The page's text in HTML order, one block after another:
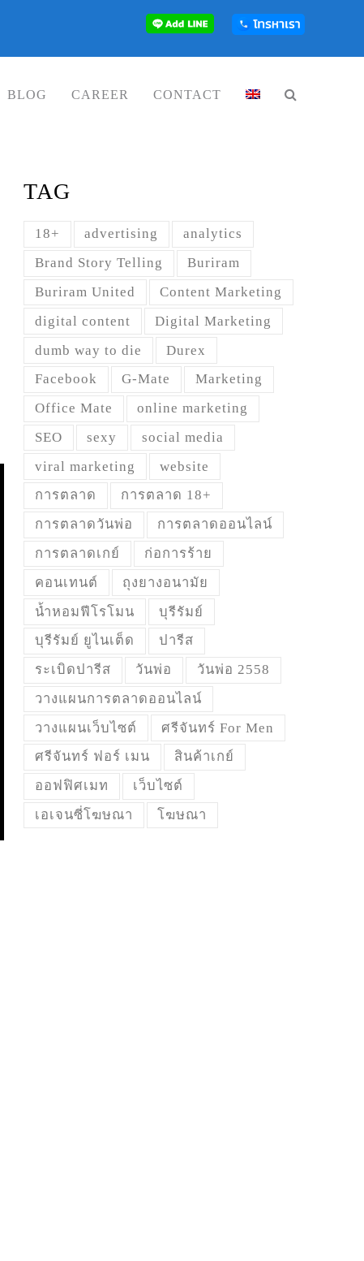
BLOG CAREER CONTACT
TAG
18+ advertising
analytics
Brand Story Telling
Buriram
Buriram United
Content Marketing
digital content
Digital Marketing
dumb way to die
Durex
Facebook
G-Mate
Marketing
Office Mate
online marketing
SEO
sexy
social media
viral marketing
website
การตลาด
การตลาด 18+
การตลาดวันพ่อ
การตลาดออนไลน์
การตลาดเกย์
ก่อการร้าย
คอนเทนต์
ถุงยางอนามัย
น้ำหอมฟีโรโมน
บุรีรัมย์
บุรีรัมย์ ยูไนเต็ด
ปารีส
ระเบิดปารีส
วันพ่อ
วันพ่อ 2558
วางแผนการตลาดออนไลน์
วางแผนเว็บไซต์
ศรีจันทร์ For Men
ศรีจันทร์ ฟอร์ เมน
สินค้าเกย์
ออฟฟิศเมท
เว็บไซต์
เอเจนซี่โฆษณา
โฆษณา